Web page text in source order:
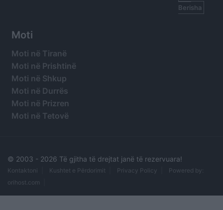
Berisha
Moti
Moti në Tiranë
Moti në Prishtinë
Moti në Shkup
Moti në Durrës
Moti në Prizren
Moti në Tetovë
© 2003 - 2026 Të gjitha të drejtat janë të rezervuara!
Kontaktoni Kushtet e Përdorimit Privacy Policy
Powered by:
orihost.com